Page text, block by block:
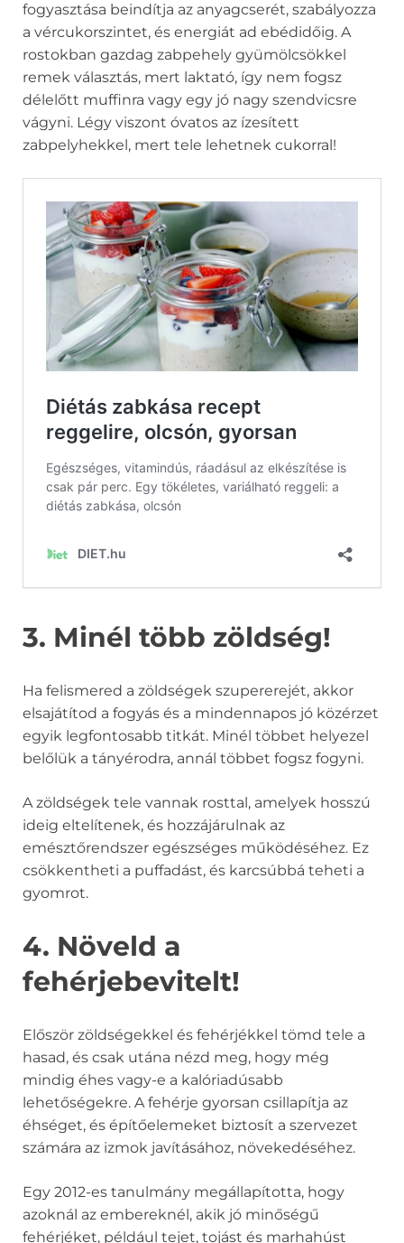
fogyasztása beindítja az anyagcserét, szabályozza
a vércukorszintet, és energiát ad ebédidőig. A
rostokban gazdag zabpehely gyümölcsökkel
remek választás, mert laktató, így nem fogsz
délelőtt muffinra vagy egy jó nagy szendvicsre
vágyni. Légy viszont óvatos az ízesített
zabpelyhekkel, mert tele lehetnek cukorral!
3. Minél több zöldség!
Ha felismered a zöldségek szupererejét, akkor
elsajátítod a fogyás és a mindennapos jó közérzet
egyik legfontosabb titkát. Minél többet helyezel
belőlük a tányérodra, annál többet fogsz fogyni.
A zöldségek tele vannak rosttal, amelyek hosszú
ideig eltelítenek, és hozzájárulnak az
emésztőrendszer egészséges működéséhez. Ez
csökkentheti a puffadást, és karcsúbbá teheti a
gyomrot.
4. Növeld a
fehérjebevitelt!
Először zöldségekkel és fehérjékkel tömd tele a
hasad, és csak utána nézd meg, hogy még
mindig éhes vagy-e a kalóriadúsabb
lehetőségekre. A fehérje gyorsan csillapítja az
éhséget, és építőelemeket biztosít a szervezet
számára az izmok javításához, növekedéséhez.
Egy 2012-es tanulmány megállapította, hogy
azoknál az embereknél, akik jó minőségű
fehérjéket, például tejet, tojást és marhahúst